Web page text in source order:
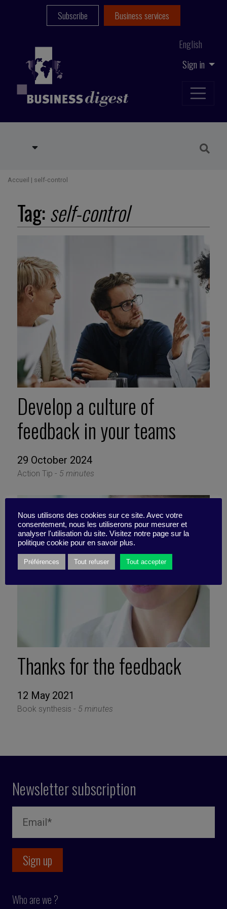
Sign in
English
Subscribe Business services
Accueil | self-control
Tag:self-control
Develop a culture of
feedback in your teams
29 October 2024
Action Tip - 5 minutes
Thanks for the feedback
12 May 2021
Book synthesis - 5 minutes
Newsletter subscription
Who are we ?
Nous utilisons des cookies sur ce site. Avec votre
consentement, nous les utiliserons pour mesurer et
analyser l'utilisation du site. Visitez notre page sur la
politique cookie pour en savoir plus.
Préférences Tout refuser Tout accepter